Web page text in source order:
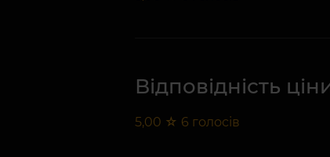
Відповідність
5,00 ☆ 6 голосів